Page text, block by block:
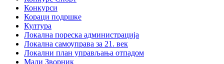
Конкурси
Кораци подршке
Култура
Локална пореска администрација
Локална самоуправа за 21. век
Локални план управљања отпадом
Мали Зворник